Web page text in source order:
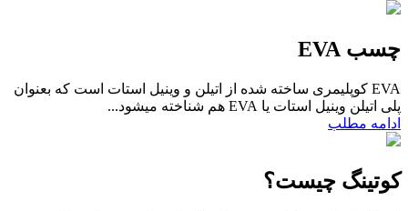
چسب EVA
EVA کوپلیمری ساخته شده از اتیلن و وینیل استات است که بعنوان
پلی اتیلن وینیل استات یا EVA هم شناخته میشود...
ادامه مطلب
کوتینگ چیست؟